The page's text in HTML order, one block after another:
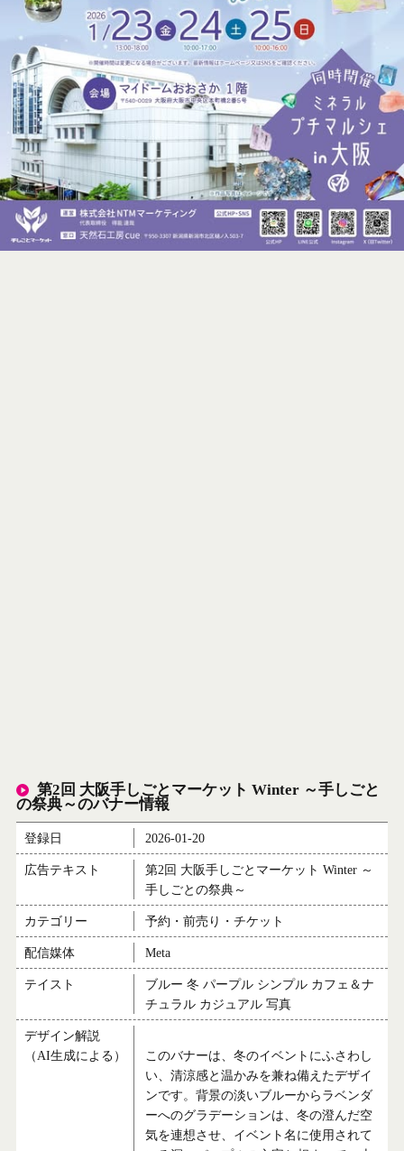
第2回 大阪手しごとマーケット Winter ～手しごと
の祭典～のバナー情報
登録日 2026-01-20
広告テキスト
第2回 大阪手しごとマーケット Winter ～
手しごとの祭典～
カテゴリー 予約・前売り・チケット
配信媒体 Meta
テイスト
ブルー 冬 パープル シンプル カフェ＆ナ
チュラル カジュアル 写真
デザイン解説
（AI生成による）
このバナーは、冬のイベントにふさわし
い、清涼感と温かみを兼ね備えたデザイ
ンです。背景の淡いブルーからラベンダ
ーへのグラデーションは、冬の澄んだ空
気を連想させ、イベント名に使用されて